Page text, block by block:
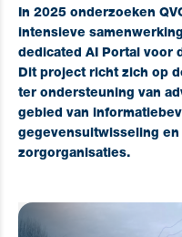
In 2025 onderzoeken
intensieve
dedicated AI Portal voor
Dit project richt zich op
ter ondersteuning van
gebied van
gegevensuitwisseling
zorgorganisaties.